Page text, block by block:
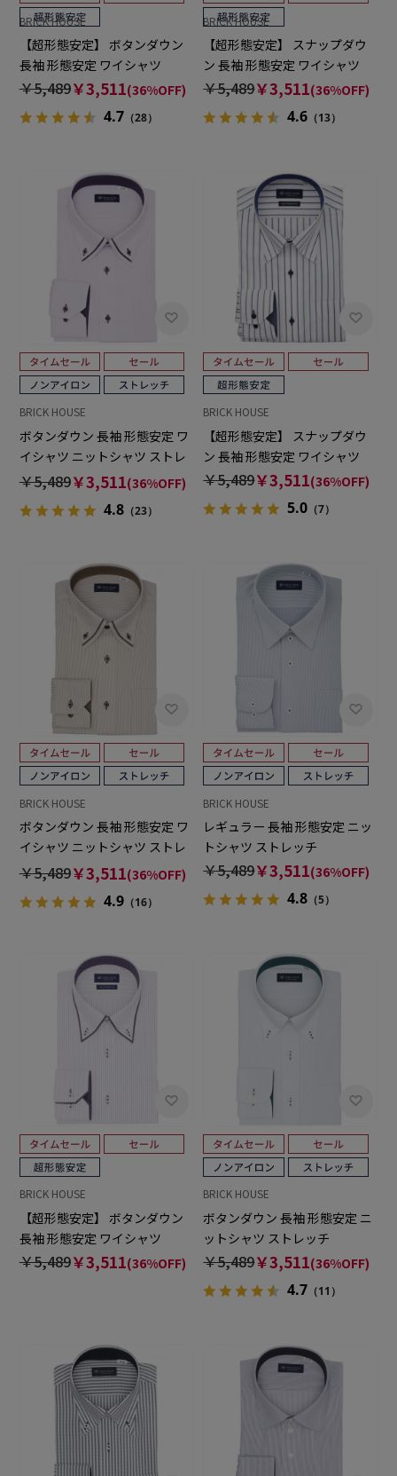
BRICK HOUSE
【超形態安定】 ボタンダウン
長袖 形態安定 ワイシャツ
￥5,489￥3,511(36%OFF)
4.7（28）
BRICK HOUSE
【超形態安定】 スナップダウ
ン 長袖 形態安定 ワイシャツ
￥5,489￥3,511(36%OFF)
4.6 （13）
BRICK HOUSE
ボタンダウン 長袖 形態安定 ワ
イシャツ ニットシャツ ストレ
ッチ
￥5,489￥3,511(36%OFF)
4.8（23）
BRICK HOUSE
【超形態安定】 スナップダウ
ン 長袖 形態安定 ワイシャツ
￥5,489￥3,511(36%OFF)
5.0 （7）
BRICK HOUSE
ボタンダウン 長袖 形態安定 ワ
イシャツ ニットシャツ ストレ
ッチ
￥5,489￥3,511(36%OFF)
4.9（16）
BRICK HOUSE
レギュラー 長袖 形態安定 ニッ
トシャツ ストレッチ
￥5,489￥3,511(36%OFF)
4.8 （5）
BRICK HOUSE
【超形態安定】 ボタンダウン
長袖 形態安定 ワイシャツ
￥5,489￥3,511(36%OFF)
BRICK HOUSE
ボタンダウン 長袖 形態安定 ニ
ットシャツ ストレッチ
￥5,489￥3,511(36%OFF)
4.7 （11）